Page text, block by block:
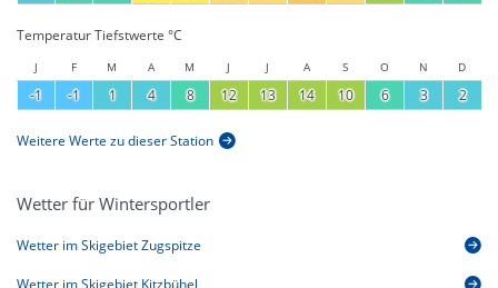
Temperatur Tiefstwerte °C
J F M A M J J A S O N D
-1 -1 1 4 8 12 13 14 10 6 3 2
Weitere Werte zu dieser Station
Wetter für Wintersportler
Wetter im Skigebiet Zugspitze
Wetter im Skigebiet Kitzbühel